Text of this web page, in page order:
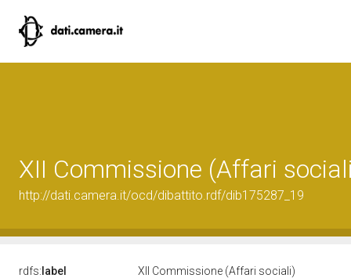
XII Commissione (Affari
http://dati.camera.it/ocd/dibattito.rdf/dib175287_19
rdfs: label XII Commissione (Affari sociali)